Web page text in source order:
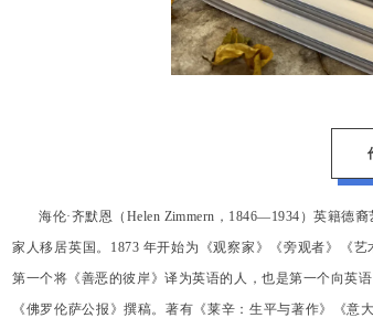
海伦·齐默恩（Helen Zimmern，1846—1934）英籍德
家人移居英国。1873 年开始为《观察家》《旁观者》《
第一个将《善恶的彼岸》译为英语的人，也是第一个向英
《佛罗伦萨公报》撰稿。著有《莱辛：生平与著作》《